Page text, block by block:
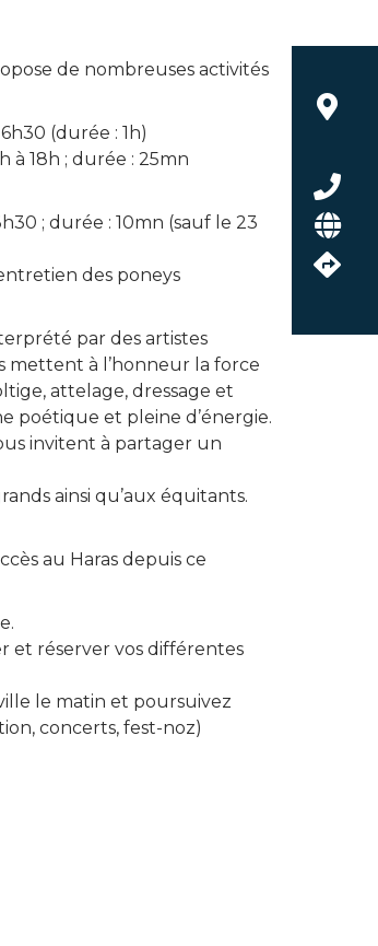
de nombreuses activités
(durée : 1h)
à 18h ; durée : 25mn
; durée : 10mn (sauf le 23
des poneys
par des artistes
mettent à l’honneur la force
attelage, dressage et
poétique et pleine d’énergie.
invitent à partager un
ainsi qu’aux équitants.
au Haras depuis ce
et réserver vos différentes
le matin et poursuivez
concerts, fest-noz)